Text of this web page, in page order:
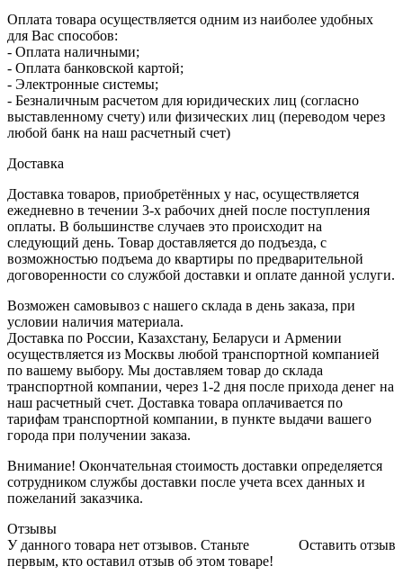
Оплата товара осуществляется одним из наиболее удобных
для Вас способов:
- Оплата наличными;
- Оплата банковской картой;
- Электронные системы;
- Безналичным расчетом для юридических лиц (согласно
выставленному счету) или физических лиц (переводом через
любой банк на наш расчетный счет)
Доставка
Доставка товаров, приобретённых у нас, осуществляется
ежедневно в течении 3-х рабочих дней после поступления
оплаты. В большинстве случаев это происходит на
следующий день. Товар доставляется до подъезда, с
возможностью подъема до квартиры по предварительной
договоренности со службой доставки и оплате данной услуги.
Возможен самовывоз с нашего склада в день заказа, при
условии наличия материала.
Доставка по России, Казахстану, Беларуси и Армении
осуществляется из Москвы любой транспортной компанией
по вашему выбору. Мы доставляем товар до склада
транспортной компании, через 1-2 дня после прихода денег на
наш расчетный счет. Доставка товара оплачивается по
тарифам транспортной компании, в пункте выдачи вашего
города при получении заказа.
Внимание! Окончательная стоимость доставки определяется
сотрудником службы доставки после учета всех данных и
пожеланий заказчика.
Отзывы
Оставить отзыв
У данного товара нет отзывов. Станьте
первым, кто оставил отзыв об этом товаре!